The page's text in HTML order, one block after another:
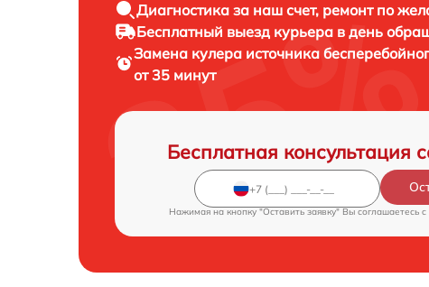
Диагностика за наш счет, ремонт по
Бесплатный выезд курьера в день
Замена кулера источника
от 35 минут
Бесплатная консультация
Нажимая на кнопку "Оставить заявку" Вы соглашаетесь c